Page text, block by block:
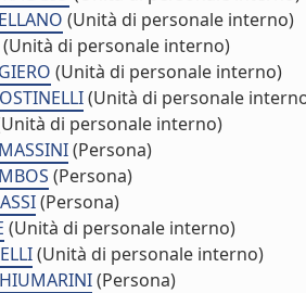
(Unità di personale interno)
(Unità di personale interno)
(Unità di personale interno)
(Unità di personale
di personale interno)
(Persona)
(Persona)
(Persona)
(Unità di personale interno)
(Unità di personale interno)
(Persona)